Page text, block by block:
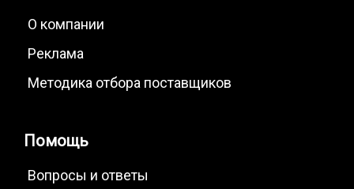
О компании
Реклама
Методика отбора поставщиков
Помощь
Вопросы и ответы